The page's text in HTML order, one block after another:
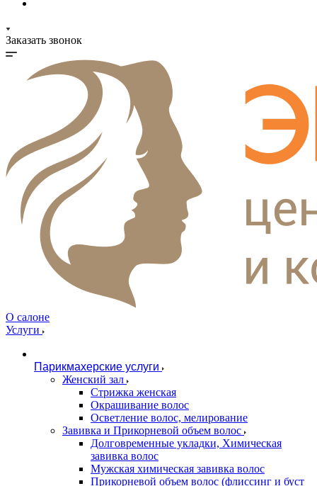
Заказать звонок
О салоне
Услуги
Парикмахерские услуги
Женский зал
Стрижка женская
Окрашивание волос
Осветление волос, мелирование
Завивка и Прикорневой объем волос
Долговременные укладки, Химическая
завивка волос
Мужская химическая завивка волос
Прикорневой объем волос (флиссинг и буст